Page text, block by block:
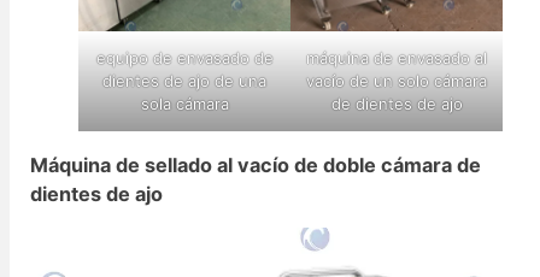
equipo de envasado de
dientes de ajo de una
sola cámara
máquina de envasado al
vacío de un solo cámara
de dientes de ajo
Máquina de sellado al vacío de doble cámara de
dientes de ajo